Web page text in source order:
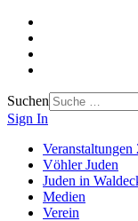
Suchen
Sign In
Veranstaltungen
Vöhler Juden
Juden in
Medien
Verein